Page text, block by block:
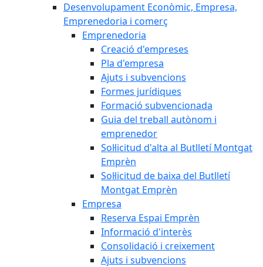
Desenvolupament Econòmic, Empresa,
Emprenedoria i comerç
Emprenedoria
Creació d'empreses
Pla d'empresa
Ajuts i subvencions
Formes jurídiques
Formació subvencionada
Guia del treball autònom i
emprenedor
Sol·licitud d'alta al Butlletí Montgat
Emprèn
Sol·licitud de baixa del Butlletí
Montgat Emprèn
Empresa
Reserva Espai Emprèn
Informació d'interès
Consolidació i creixement
Ajuts i subvencions